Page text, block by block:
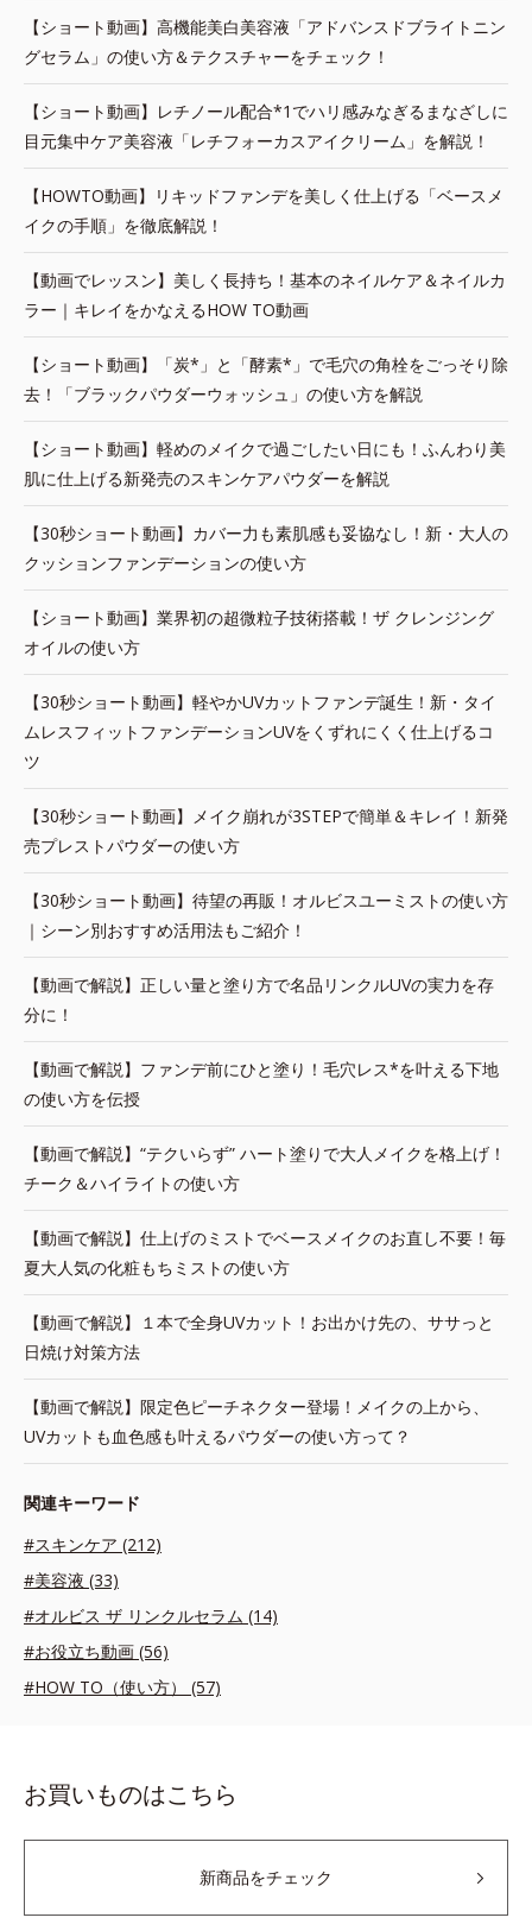
【ショート動画】高機能美白美容液「アドバンスドブライトニン
グセラム」の使い方＆テクスチャーをチェック！
【ショート動画】レチノール配合*1でハリ感みなぎるまなざしに
目元集中ケア美容液「レチフォーカスアイクリーム」を解説！
【HOWTO動画】リキッドファンデを美しく仕上げる「ベースメ
イクの手順」を徹底解説！
【動画でレッスン】美しく長持ち！基本のネイルケア＆ネイルカ
ラー｜キレイをかなえるHOW TO動画
【ショート動画】「炭*」と「酵素*」で毛穴の角栓をごっそり除
去！「ブラックパウダーウォッシュ」の使い方を解説
【ショート動画】軽めのメイクで過ごしたい日にも！ふんわり美
肌に仕上げる新発売のスキンケアパウダーを解説
【30秒ショート動画】カバー力も素肌感も妥協なし！新・大人の
クッションファンデーションの使い方
【ショート動画】業界初の超微粒子技術搭載！ザ クレンジング
オイルの使い方
【30秒ショート動画】軽やかUVカットファンデ誕生！新・タイ
ムレスフィットファンデーションUVをくずれにくく仕上げるコ
ツ
【30秒ショート動画】メイク崩れが3STEPで簡単＆キレイ！新発
売プレストパウダーの使い方
【30秒ショート動画】待望の再販！オルビスユーミストの使い方
｜シーン別おすすめ活用法もご紹介！
【動画で解説】正しい量と塗り方で名品リンクルUVの実力を存
分に！
【動画で解説】ファンデ前にひと塗り！毛穴レス*を叶える下地
の使い方を伝授
【動画で解説】“テクいらず” ハート塗りで大人メイクを格上げ！
チーク＆ハイライトの使い方
【動画で解説】仕上げのミストでベースメイクのお直し不要！毎
夏大人気の化粧もちミストの使い方
【動画で解説】１本で全身UVカット！お出かけ先の、ササっと
日焼け対策方法
【動画で解説】限定色ピーチネクター登場！メイクの上から、
UVカットも血色感も叶えるパウダーの使い方って？
関連キーワード
#スキンケア (212)
#美容液 (33)
#オルビス ザ リンクルセラム (14)
#お役立ち動画 (56)
#HOW TO（使い方） (57)
お買いものはこちら
新商品をチェック